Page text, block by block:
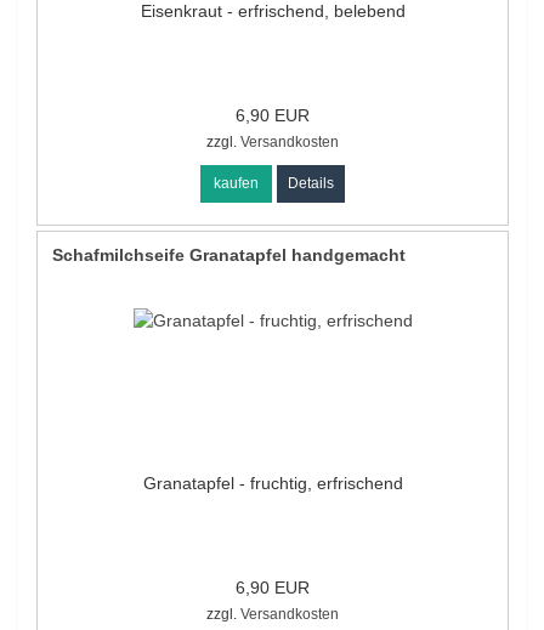
Eisenkraut - erfrischend, belebend
6,90 EUR
zzgl. Versandkosten
kaufen Details
Schafmilchseife Granatapfel handgemacht
Granatapfel - fruchtig, erfrischend
6,90 EUR
zzgl. Versandkosten